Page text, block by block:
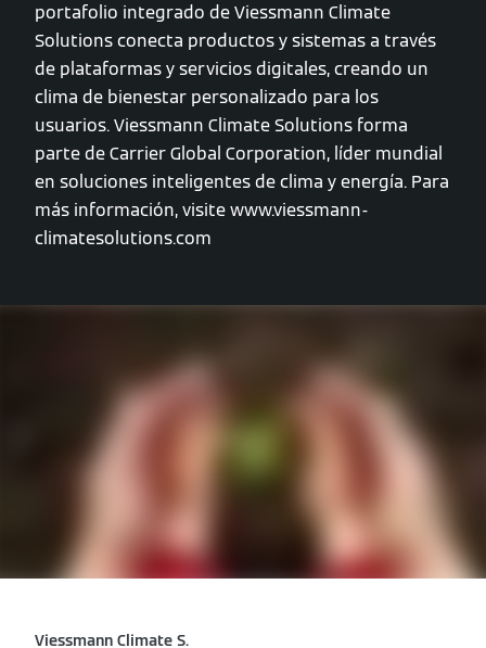
portafolio integrado de Viessmann Climate
Solutions conecta productos y sistemas a través
de plataformas y servicios digitales, creando un
clima de bienestar personalizado para los
usuarios. Viessmann Climate Solutions forma
parte de Carrier Global Corporation, líder mundial
en soluciones inteligentes de clima y energía. Para
más información, visite www.viessmann-
climatesolutions.com
Viessmann Climate S.